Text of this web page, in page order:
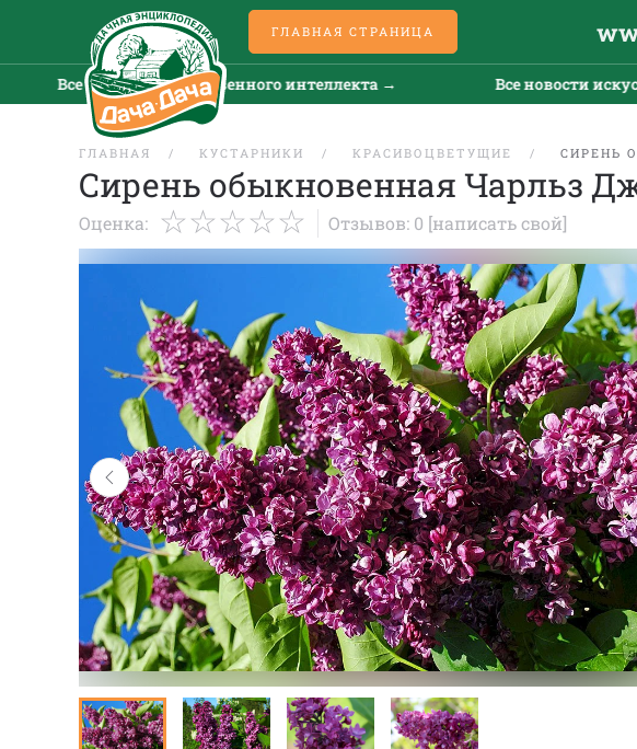
ГЛАВНАЯ СТРАНИЦА
Все новости искусственного интеллекта → Все новости
ГЛАВНАЯ КУСТАРНИКИ КРАСИВОЦВЕТУЩИЕ СИРЕНЬ
Сирень обыкновенная Чарльз
Оценка: Отзывов: 0 [написать свой]